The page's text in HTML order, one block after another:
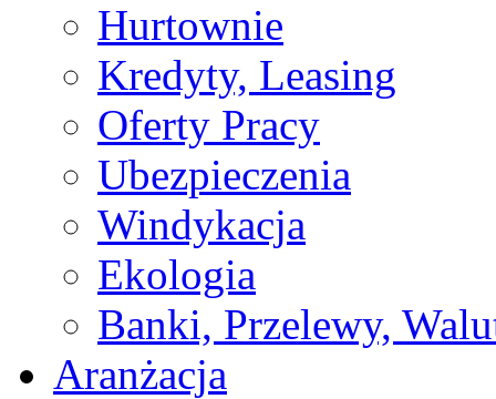
Hurtownie
Kredyty, Leasing
Oferty Pracy
Ubezpieczenia
Windykacja
Ekologia
Banki, Przelewy,
Aranżacja